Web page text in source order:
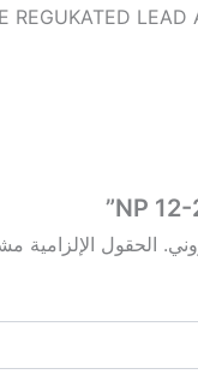
REGUKATED
الحقول الإلزامية